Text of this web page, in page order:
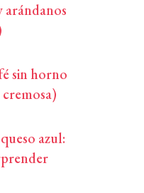
arándanos
sin horno
azul: